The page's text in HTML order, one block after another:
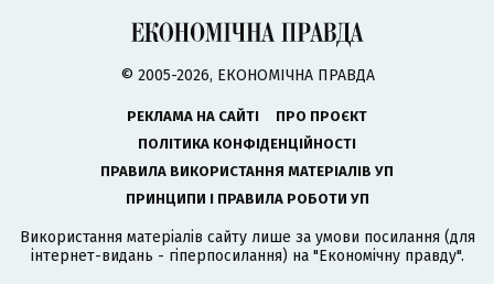
© 2005-2026, ЕКОНОМІЧНА ПРАВДА
РЕКЛАМА НА САЙТІ
ПРО ПРОЄКТ
ПОЛІТИКА КОНФІДЕНЦІЙНОСТІ
ПРАВИЛА ВИКОРИСТАННЯ МАТЕРІАЛІВ УП
ПРИНЦИПИ І ПРАВИЛА РОБОТИ УП
Використання матеріалів сайту лише за умови посилання (для
інтернет-видань - гіперпосилання) на "Економічну правду".